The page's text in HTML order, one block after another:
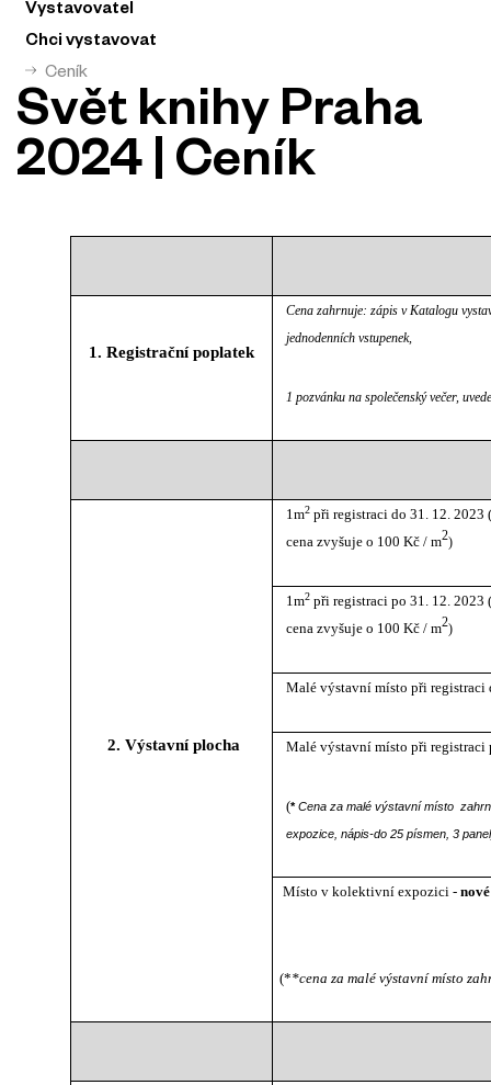
Vystavovatel
Chci vystavovat
Ceník
Svět knihy Praha
2024 | Ceník
1. Registrační poplatek
Cena zahrnuje: zápis v Katalogu
jednodenních vstupenek,
1 pozvánku na společenský večer,
2. Výstavní plocha
1m2 při registraci do 31. 12. 2023
cena zvyšuje o 100 Kč / m2)
1m2při registraci po 31. 12. 2023
cena zvyšuje o 100 Kč / m2)
Malé výstavní místo při registraci
Malé výstavní místo při
(*Cena za malé výstavní místo
expozice, nápis-do 25 písmen, 3
Místo v kolektivní expozici -nové
(**cena za malé výstavní místo